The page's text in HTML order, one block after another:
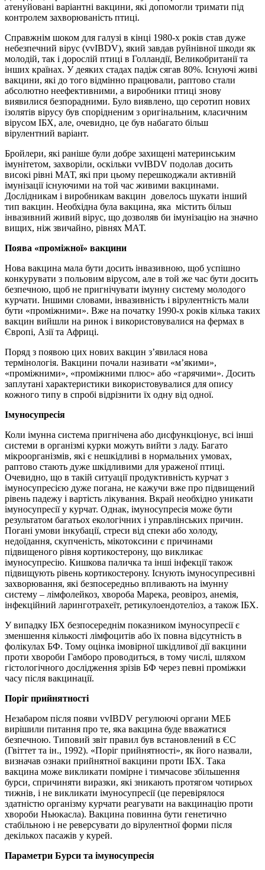
атенуйовані варіантні вакцини, які допомогли тримати під
контролем захворюваність птиці.
Справжнім шоком для галузі в кінці 1980-х років став дуже
небезпечний вірус (vvIBDV), який завдав руйнівної шкоди як
молодій, так і дорослій птиці в Голландії, Великобританії та
інших країнах. У деяких стадах падіж сягав 80%. Існуючі живі
вакцини, які до того відмінно працювали, раптово стали
абсолютно неефективними, а виробники птиці знову
виявилися безпорадними. Було виявлено, що серотип нових
ізолятів вірусу був спорідненим з оригінальним, класичним
вірусом ІБХ, але, очевидно, це був набагато більш
вірулентний варіант.
Бройлери, які раніше були добре захищені материнським
імунітетом, захворіли, оскільки vvIBDV подолав досить
високі рівні МАТ, які при цьому перешкоджали активній
імунізації існуючими на той час живими вакцинами.
Дослідникам і виробникам вакцин довелось шукати інший
тип вакцин. Необхідна була вакцина, яка містить більш
інвазивний живий вірус, що дозволяв би імунізацію на значно
вищих, ніж звичайно, рівнях МАТ.
Поява «проміжної» вакцини
Нова вакцина мала бути досить інвазивною, щоб успішно
конкурувати з польовим вірусом, але в той же час бути досить
безпечною, щоб не пригнічувати імунну систему молодого
курчати. Іншими словами, інвазивність і вірулентність мали
бути «проміжними». Вже на початку 1990-х років кілька таких
вакцин вийшли на ринок і використовувалися на фермах в
Європі, Азії та Африці.
Поряд з появою цих нових вакцин з’явилася нова
термінологія. Вакцини почали називати «м’якими»,
«проміжними», «проміжними плюс» або «гарячими». Досить
заплутані характеристики використовувалися для опису
кожного типу в спробі відрізнити їх одну від одної.
Імуносупресія
Коли імунна система пригнічена або дисфункціонує, всі інші
системи в організмі курки можуть вийти з ладу. Багато
мікроорганізмів, які є нешкідливі в нормальних умовах,
раптово стають дуже шкідливими для ураженої птиці.
Очевидно, що в такій ситуації продуктивність курчат з
імуносупресією дуже погана, не кажучи вже про підвищений
рівень падежу і вартість лікування. Вкрай необхідно уникати
імуносупресії у курчат. Однак, імуносупресія може бути
результатом багатьох екологічних і управлінських причин.
Погані умови інкубації, стреси від спеки або холоду,
недоїдання, скупченість, мікотоксини є причинами
підвищеного рівня кортикостерону, що викликає
імуносупресію. Кишкова паличка та інші інфекції також
підвищують рівень кортикостерону. Існують імуносупресивні
захворювання, які безпосередньо впливають на імунну
систему – лімфолейкоз, хвороба Марека, реовіроз, анемія,
інфекційний ларинготрахеїт, ретикулоендотеліоз, а також ІБХ.
У випадку ІБХ безпосереднім показником імуносупресії є
зменшення кількості лімфоцитів або їх повна відсутність в
фолікулах БФ. Тому оцінка імовірної шкідливої дії вакцини
проти хвороби Гамборо проводиться, в тому числі, шляхом
гістологічного дослідження зрізів БФ через певні проміжки
часу після вакцинації.
Поріг прийнятності
Незабаром після появи vvIBDV регулюючі органи МЕБ
вирішили питання про те, яка вакцина буде вважатися
безпечною. Типовий звіт правил був встановлений в ЄС
(Гвіттет та ін., 1992). «Поріг прийнятності», як його назвали,
визначав ознаки прийнятної вакцини проти ІБХ. Така
вакцина може викликати помірне і тимчасове збільшення
бурси, спричиняти виразки, які зникають протягом чотирьох
тижнів, і не викликати імуносупресії (це перевірялося
здатністю організму курчати реагувати на вакцинацію проти
хвороби Ньюкасла). Вакцина повинна бути генетично
стабільною і не реверсувати до вірулентної форми після
декількох пасажів у курей.
Параметри Бурси та імуносупресія